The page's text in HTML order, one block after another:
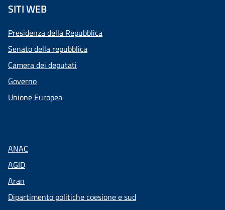
SITI WEB
Presidenza della Repubblica
Senato della repubblica
Camera dei deputati
Governo
Unione Europea
ANAC
AGID
Aran
Dipartimento politiche coesione e sud